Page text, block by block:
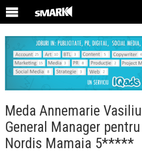
Meda Annemarie
General Manager
Nordis Mamaia 5*****